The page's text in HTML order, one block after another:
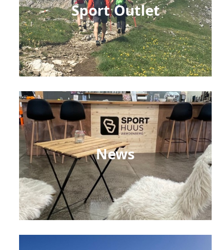
Sport Outlet
News